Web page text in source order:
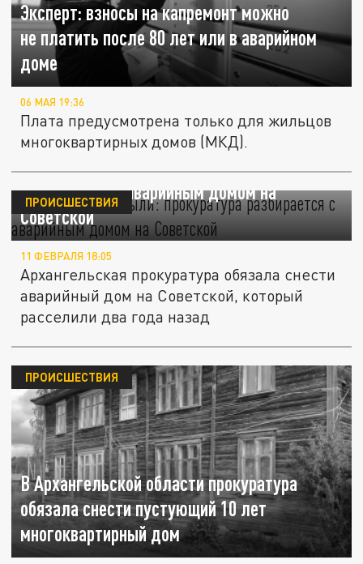
Эксперт: взносы на капремонт можно
не платить после 80 лет или в аварийном
доме
06 МАЯ 19:36
Плата предусмотрена только для жильцов
многоквартирных домов (МКД).
Расселили и забыли: прокуратура
разбирается с аварийным домом на
Советской
ПРОИСШЕСТВИЯ
11 ФЕВРАЛЯ 18:05
Архангельская прокуратура обязала снести
аварийный дом на Советской, который
расселили два года назад
В Архангельской области прокуратура
обязала снести пустующий 10 лет
многоквартирный дом
ПРОИСШЕСТВИЯ